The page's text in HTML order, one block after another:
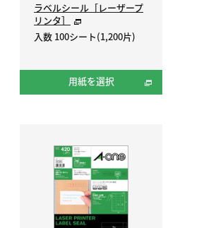
ラベルシール［レーザープ
リンタ］
入数 100シート(1,200片)
用紙を選択